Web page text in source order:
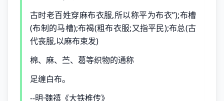
古时老百姓穿麻布衣服,所以称平为布衣”);布槽
(布制的马槽);布褐(粗布衣服;又指平民);布总(古
代丧服,以麻布束发)
棉、麻、苎、葛等织物的通称
足缠白布。
--明·魏禧《大铁椎传》